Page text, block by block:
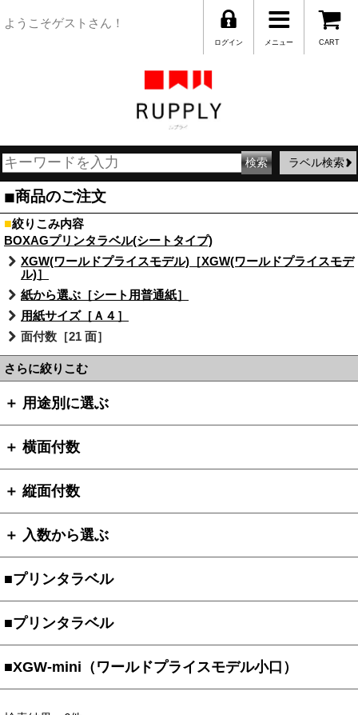
ようこそゲストさん！
CART
メニュー
ログイン
ラベル検索
■商品のご注文
■絞りこみ内容
BOXAGプリンタラベル(シートタイプ)
XGW(ワールドプライスモデル)［XGW(ワールドプライスモデ
ル)］
紙から選ぶ［シート用普通紙］
用紙サイズ［Ａ４］
面付数［21 面］
さらに絞りこむ
＋ 用途別に選ぶ
＋ 横面付数
＋ 縦面付数
＋ 入数から選ぶ
■プリンタラベル
■プリンタラベル
■XGW-mini（ワールドプライスモデル小口）